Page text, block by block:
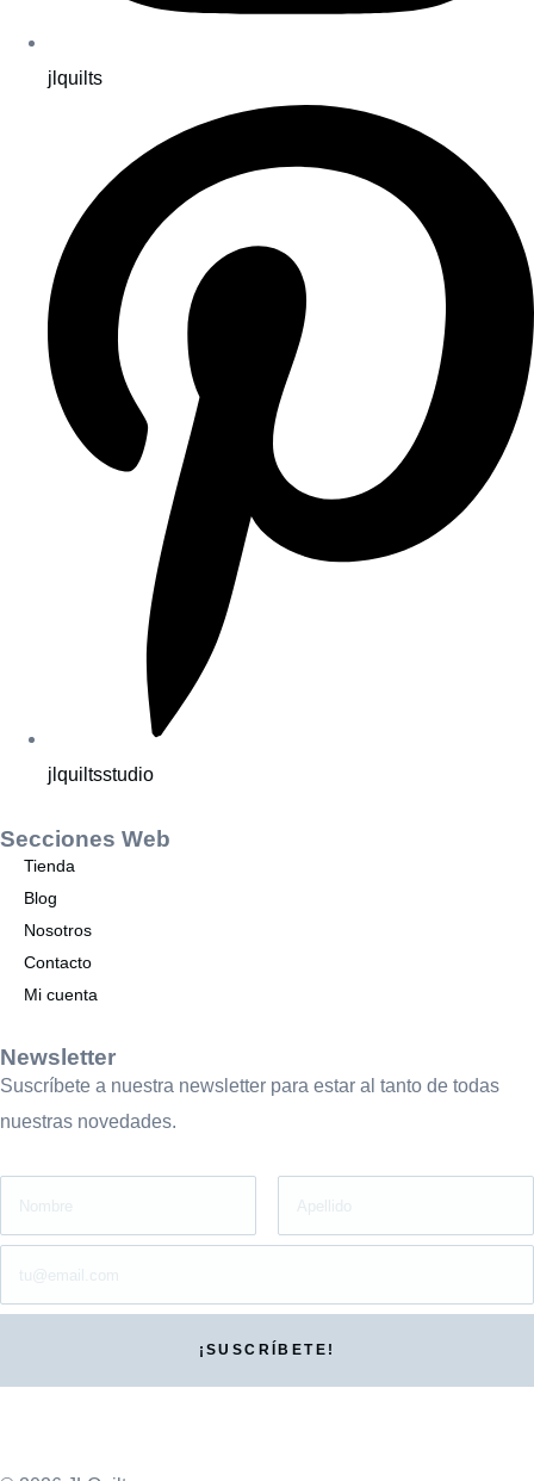
jlquilts
jlquiltsstudio
Secciones Web
Tienda
Blog
Nosotros
Contacto
Mi cuenta
Newsletter
Suscríbete a nuestra newsletter para estar al tanto de todas
nuestras novedades.